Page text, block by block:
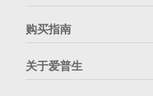
购买指南
关于爱普生